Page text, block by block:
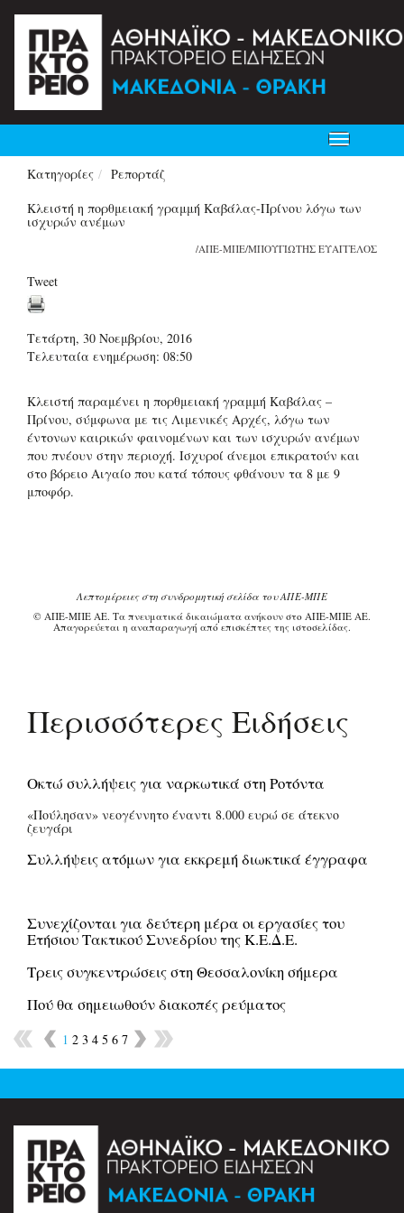
Toggle
navigation
Κατηγορίες
Ρεπορτάζ
Κλειστή η πορθμειακή γραμμή Καβάλας-Πρίνου λόγω των
ισχυρών ανέμων
/ΑΠΕ-ΜΠΕ/ΜΠΟΥΓΙΩΤΗΣ ΕΥΑΓΓΕΛΟΣ
Tweet
Τετάρτη, 30 Νοεμβρίου, 2016
Τελευταία ενημέρωση: 08:50
Κλειστή παραμένει η πορθμειακή γραμμή Καβάλας –
Πρίνου, σύμφωνα με τις Λιμενικές Αρχές, λόγω των
έντονων καιρικών φαινομένων και των ισχυρών ανέμων
που πνέουν στην περιοχή. Ισχυροί άνεμοι επικρατούν και
στο βόρειο Αιγαίο που κατά τόπους φθάνουν τα 8 με 9
μποφόρ.
Λεπτομέρειες στη συνδρομητική σελίδα του ΑΠΕ-ΜΠΕ
© ΑΠΕ-ΜΠΕ ΑΕ. Τα πνευματικά δικαιώματα ανήκουν στο ΑΠΕ-ΜΠΕ ΑΕ.
Απαγορεύεται η αναπαραγωγή από επισκέπτες της ιστοσελίδας.
Περισσότερες Ειδήσεις
Οκτώ συλλήψεις για ναρκωτικά στη Ροτόντα
«Πούλησαν» νεογέννητο έναντι 8.000 ευρώ σε άτεκνο
ζευγάρι
Συλλήψεις ατόμων για εκκρεμή διωκτικά έγγραφα
Συνεχίζονται για δεύτερη μέρα οι εργασίες του
Ετήσιου Τακτικού Συνεδρίου της Κ.Ε.Δ.Ε.
Τρεις συγκεντρώσεις στη Θεσσαλονίκη σήμερα
Πού θα σημειωθούν διακοπές ρεύματος
1 2 3 4 5 6 7